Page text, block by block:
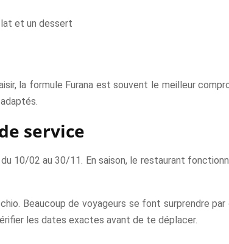
et un dessert
la formule Furana est souvent le meilleur
service
10/02 au 30/11. En saison, le restaurant
Beaucoup de voyageurs se font surprendre
les dates exactes avant de te déplacer.